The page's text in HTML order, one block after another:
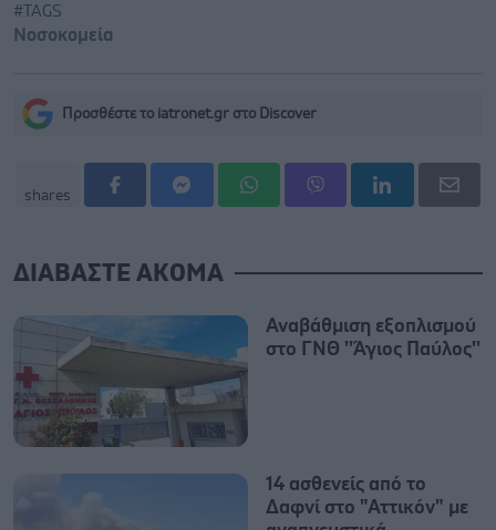
#TAGS
Νοσοκομεία
Προσθέστε το iatronet.gr στο Discover
shares
ΔΙΑΒΑΣΤΕ ΑΚΟΜΑ
Αναβάθμιση εξοπλισμού
στο ΓΝΘ ''Άγιος Παύλος''
14 ασθενείς από το
Δαφνί στο "Αττικόν" με